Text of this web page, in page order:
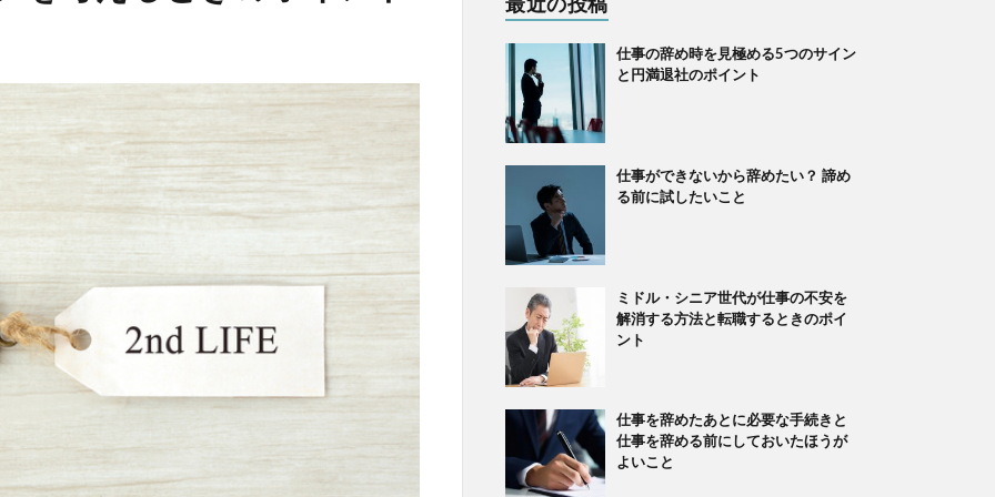
仕事の辞め時を見極める5つのサイン
と円満退社のポイント
仕事ができないから辞めたい？ 諦め
る前に試したいこと
ミドル・シニア世代が仕事の不安を
解消する方法と転職するときのポイ
ント
仕事を辞めたあとに必要な手続きと
仕事を辞める前にしておいたほうが
よいこと